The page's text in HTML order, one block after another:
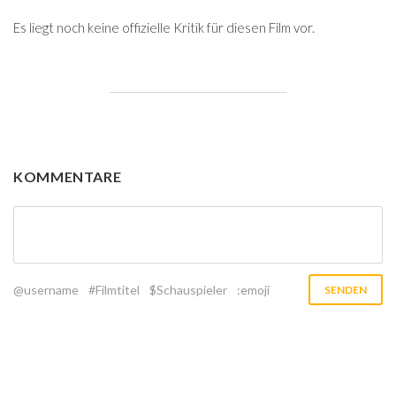
Es liegt noch keine offizielle Kritik für diesen Film vor.
KOMMENTARE
@username #Filmtitel $Schauspieler :emoji